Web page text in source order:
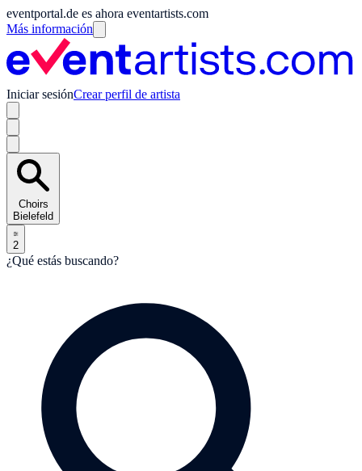
eventportal.de es ahora eventartists.com
Más información
Iniciar sesiónCrear perfil de artista
Choirs
Bielefeld
2
¿Qué estás buscando?